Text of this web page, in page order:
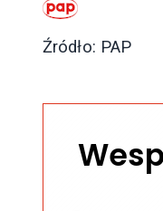
Źródło: PAP